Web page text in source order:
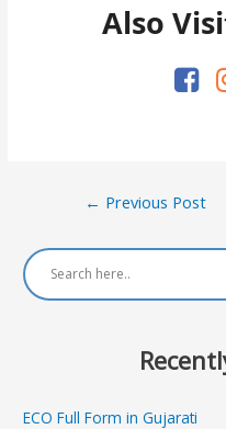
Also
Post
← Previous Post
ECO Full Form in Gujarati